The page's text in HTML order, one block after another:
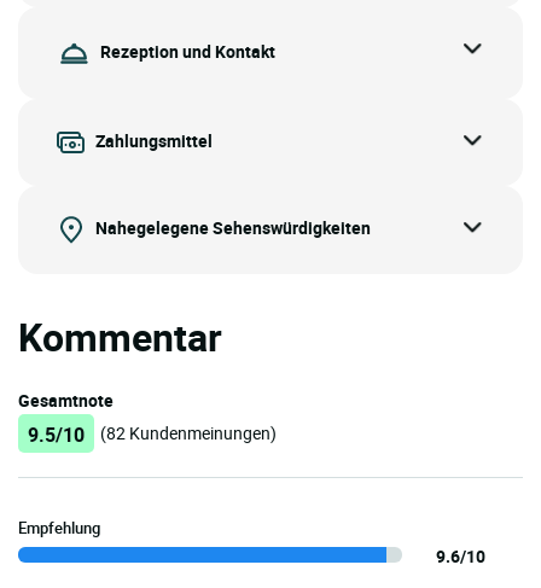
Rezeption und Kontakt
Zahlungsmittel
Nahegelegene Sehenswürdigkeiten
Kommentar
Gesamtnote
9.5/10 (82 Kundenmeinungen)
Empfehlung
9.6/10